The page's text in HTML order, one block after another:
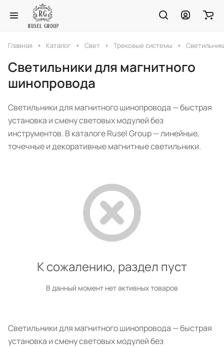
Главная Каталог Свет Трековые системы
Светильники для магнитного
шинопровода
Светильники для магнитного шинопровода — быстрая
установка и смену световых модулей без
инструментов. В каталоге Rusel Group — линейные,
точечные и декоративные магнитные светильники.
К сожалению, раздел пуст
В данный момент нет активных товаров
Светильники для магнитного шинопровода — быстрая
установка и смену световых модулей без